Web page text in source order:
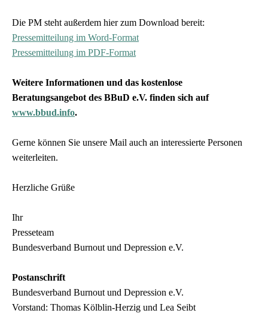
Die PM steht außerdem hier zum Download bereit:
Pressemitteilung im Word-Format
Pressemitteilung im PDF-Format
Weitere Informationen und das kostenlose
Beratungsangebot des BBuD e.V. finden sich auf
www.bbud.info.
Gerne können Sie unsere Mail auch an interessierte Personen
weiterleiten.
Herzliche Grüße
Ihr
Presseteam
Bundesverband Burnout und Depression e.V.
Postanschrift
Bundesverband Burnout und Depression e.V.
Vorstand: Thomas Kölblin-Herzig und Lea Seibt